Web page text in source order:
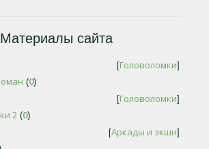
Материалы сайта
[Головоломки]
(0)
[Головоломки]
2 (0)
[Аркады и экшн]